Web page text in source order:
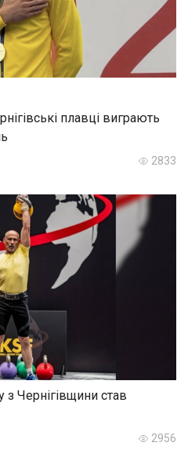
плавці виграють
2833
з Чернігівщини став
2956